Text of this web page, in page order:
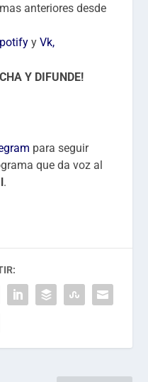
anteriores desde
yVk,
Y DIFUNDE!
para seguir
que da voz al
.